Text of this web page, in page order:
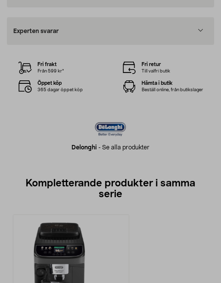
Experten svarar
Delonghi - Se alla produkter
Fri frakt
Från 599 kr*
Fri retur
Till valfri butik
Öppet köp
365 dagar öppet köp
Hämta i butik
Beställ online, från butikslager
Kompletterande produkter i samma
serie